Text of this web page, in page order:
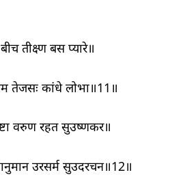
तीक्ष्ण बस प्यारे॥
तेजसः कांधे लोभा॥11॥
वरुण रहत सुउष्णकर॥
उरसर्म सुउदरचन॥12॥